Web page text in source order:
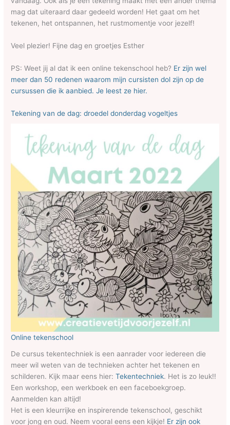
mag dat uiteraard daar gedeeld worden! Het gaat om het
tekenen, het ontspannen, het rustmomentje voor jezelf!
Veel plezier! Fijne dag en groetjes Esther
PS: Weet jij al dat ik een online tekenschool heb? Er zijn wel
meer dan 50 redenen waarom mijn cursisten dol zijn op de
cursussen die ik aanbied. Je leest ze hier.
Tekening van de dag: droedel donderdag vogeltjes
Online tekenschool
De cursus tekentechniek is een aanrader voor iedereen die
meer wil weten van de technieken achter het tekenen en
schilderen. Kijk maar eens hier:Tekentechniek. Het is zo leuk!!
Een workshop, een werkboek en een faceboekgroep.
Aanmelden kan altijd!
Het is een kleurrijke en inspirerende tekenschool, geschikt
voor jong en oud. Neem vooral eens een kijkje! Er zijn ook